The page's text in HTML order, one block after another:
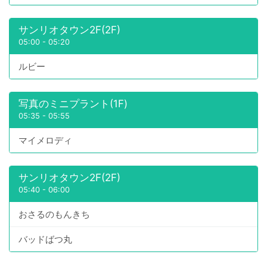
サンリオタウン2F(2F)
05:00 - 05:20
ルビー
写真のミニプラント(1F)
05:35 - 05:55
マイメロディ
サンリオタウン2F(2F)
05:40 - 06:00
おさるのもんきち
バッドばつ丸